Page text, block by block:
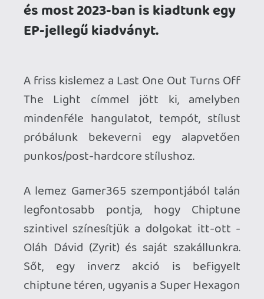
Focus c. blipety-bloop remekét
dolgoztuk át a saját szájízünkre, énekkel
A többi dal adja magát. A Boss Rush
(hehe) intró után jön egy chiphangokkal
megbolondított punk rock standard, a
Shades of Grey. Ezek után a Burnt Flags-
szel próbálunk egyszerre kemények és
lágyak lenni, ami a lemez szerelmes dala.